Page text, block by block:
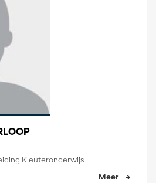
Kleuteronderwijs
Meer